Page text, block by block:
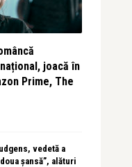
joacă în
Prime, The
vedetă a
șansă”, alături